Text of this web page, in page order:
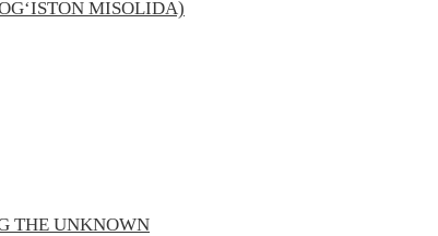
MISOLIDA)
THE UNKNOWN